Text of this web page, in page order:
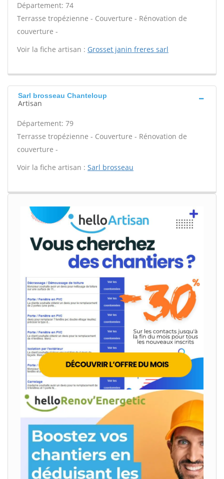
Département: 74
Terrasse tropézienne - Couverture - Rénovation de
couverture -
Voir la fiche artisan : Grosset janin freres sarl
Sarl brosseau Chanteloup
Artisan
Département: 79
Terrasse tropézienne - Couverture - Rénovation de
couverture -
Voir la fiche artisan : Sarl brosseau